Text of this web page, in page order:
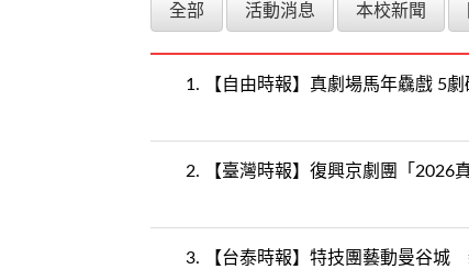
全部 活動消息 本校新聞
1. 【自由時報】真劇場馬年驫戲 5
2. 【臺灣時報】復興京劇團「
3. 【台泰時報】特技團藝動曼谷城